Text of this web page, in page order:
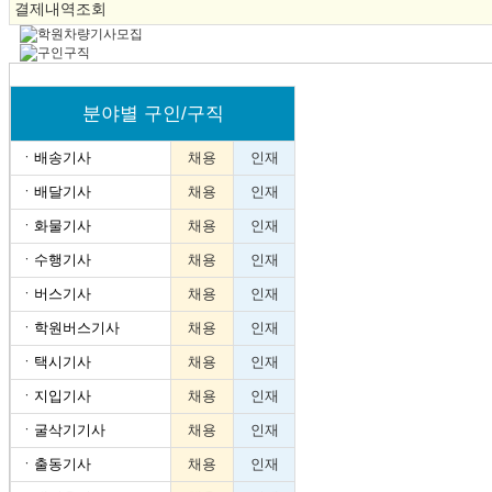
결제내역조회
분야별 구인/구직
ㆍ 배송기사 채용 인재
ㆍ 배달기사 채용 인재
ㆍ 화물기사 채용 인재
ㆍ 수행기사 채용 인재
ㆍ 버스기사 채용 인재
ㆍ 학원버스기사 채용 인재
ㆍ 택시기사 채용 인재
ㆍ 지입기사 채용 인재
ㆍ 굴삭기기사 채용 인재
ㆍ 출동기사 채용 인재